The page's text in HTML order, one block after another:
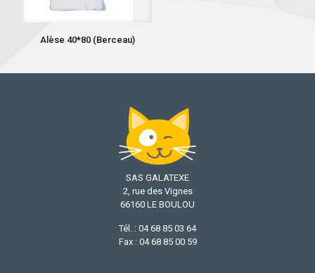
Alèse 40*80 (Berceau)
SAS GALATEXE
2, rue des Vignes
66160 LE BOULOU
Tél. : 04 68 85 03 64
Fax : 04 68 85 00 59